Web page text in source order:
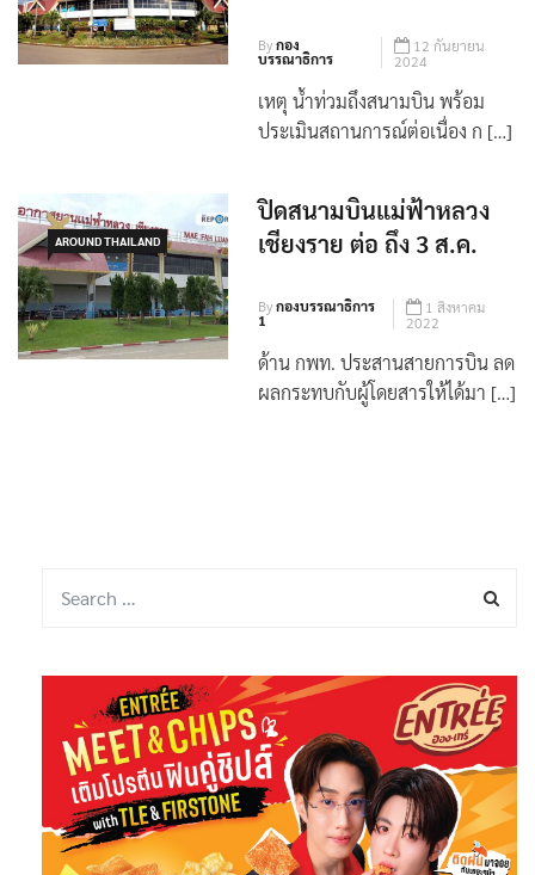
Byกอง
บรรณาธิการ
12 กันยายน
2024
เหตุ น้ำท่วมถึงสนามบิน พร้อม
ประเมินสถานการณ์ต่อเนื่อง ก […]
AROUND THAILAND
ปิดสนามบินแม่ฟ้าหลวง
เชียงราย ต่อ ถึง 3 ส.ค.
Byกองบรรณาธิการ
1
1 สิงหาคม
2022
ด้าน กพท. ประสานสายการบิน ลด
ผลกระทบกับผู้โดยสารให้ได้มา […]